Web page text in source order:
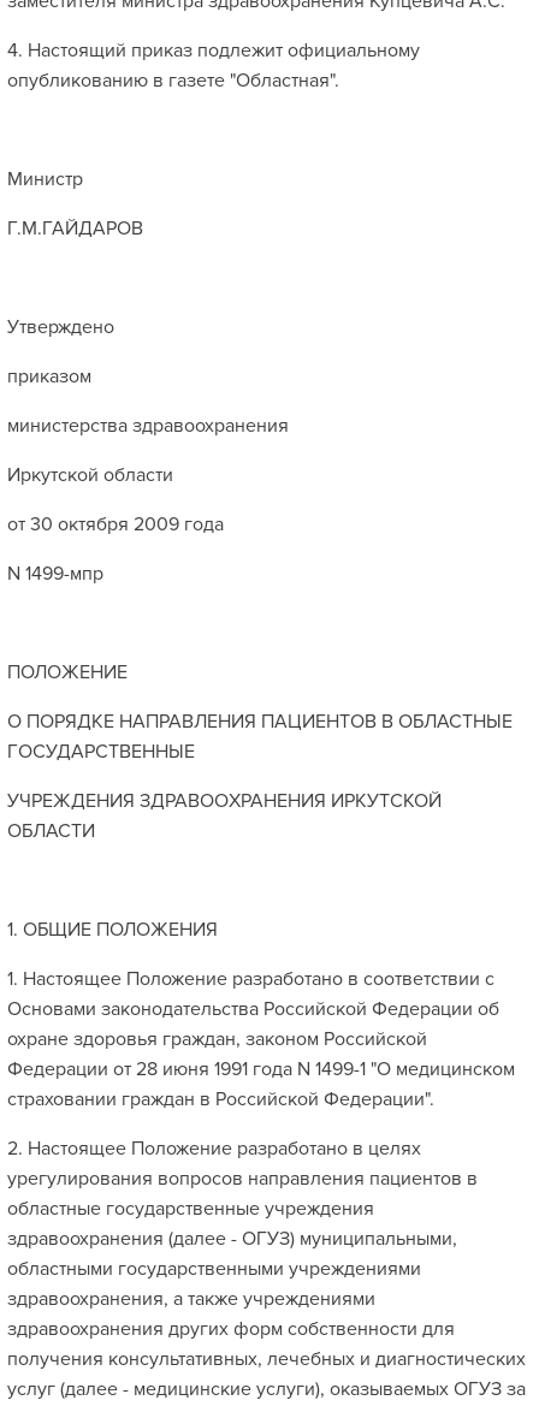
4. Настоящий приказ подлежит официальному
опубликованию в газете "Областная".
Министр
Г.М.ГАЙДАРОВ
Утверждено
приказом
министерства здравоохранения
Иркутской области
от 30 октября 2009 года
N 1499-мпр
ПОЛОЖЕНИЕ
О ПОРЯДКЕ НАПРАВЛЕНИЯ ПАЦИЕНТОВ В ОБЛАСТНЫЕ
ГОСУДАРСТВЕННЫЕ
УЧРЕЖДЕНИЯ ЗДРАВООХРАНЕНИЯ ИРКУТСКОЙ
ОБЛАСТИ
1. ОБЩИЕ ПОЛОЖЕНИЯ
1. Настоящее Положение разработано в соответствии с
Основами законодательства Российской Федерации об
охране здоровья граждан, законом Российской
Федерации от 28 июня 1991 года N 1499-1 "О медицинском
страховании граждан в Российской Федерации".
2. Настоящее Положение разработано в целях
урегулирования вопросов направления пациентов в
областные государственные учреждения
здравоохранения (далее - ОГУЗ) муниципальными,
областными государственными учреждениями
здравоохранения, а также учреждениями
здравоохранения других форм собственности для
получения консультативных, лечебных и диагностических
услуг (далее - медицинские услуги), оказываемых ОГУЗ за